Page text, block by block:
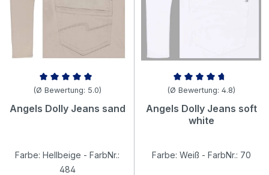
Durchschnittliche Bewertung von 5 von 5 Sternen
(Ø Bewertung: 5.0)
Angels Dolly Jeans sand
Farbe: Hellbeige - FarbNr.:
484
Durchschnittliche Bewertung
(Ø Bewertung: 4.8)
Angels Dolly Jeans soft
white
Farbe: Weiß - FarbNr.: 70